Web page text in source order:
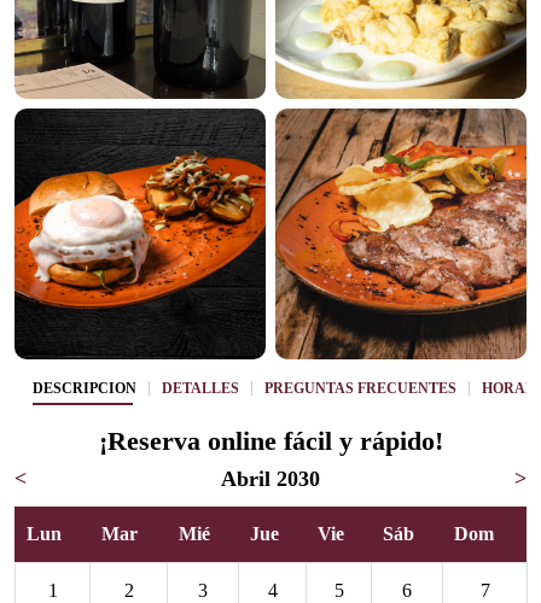
DESCRIPCIÓN DETALLES PREGUNTAS FRECUENTES
¡Reserva online fácil y rápido!
< Abril 2030 >
Lun Mar Mié Jue Vie Sáb Dom
1 2 3 4 5 6 7